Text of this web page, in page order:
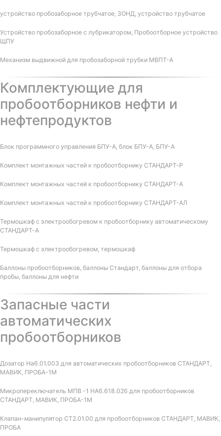
устройство пробозаборное трубчатое, ЗОНД, устройство трубчатое
Устройство пробозаборное с лубрикатором, Пробоотборное устройство
ЩПУ
Механизм выдвижной для пробозаборной трубки МВПТ-А
Комплектующие для
пробоотборников нефти и
нефтепродуктов
Блок программного управления БПУ-А, блок БПУ-А, БПУ-А
Комплект монтажных частей к пробоотборнику СТАНДАРТ-Р
Комплект монтажных частей к пробоотборнику СТАНДАРТ-А
Комплект монтажных частей к пробоотборнику СТАНДАРТ-АЛ
Термошкаф с электрообогревом к пробоотборнику автоматическому
СТАНДАРТ-А
Термошкаф с электрообогревом, термошкаф
Баллоны пробоотборников, баллоны Стандарт, баллоны для отбора
пробы, баллоны для нефти
Запасные части
автоматических
пробоотборников
Дозатор На6.01.003 для автоматических пробоотборников СТАНДАРТ,
МАВИК, ПРОБА-1М
Микропереключатель МПВ -1 НА6.618.026 для пробоотборников
СТАНДАРТ, МАВИК, ПРОБА-1М
Клапан-манипулятор СТ2.01.00 для пробоотборников СТАНДАРТ, МАВИК,
ПРОБА